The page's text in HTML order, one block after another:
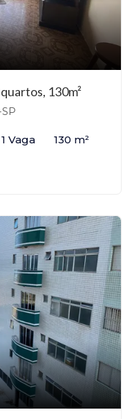
130m²
1 Vaga 130 m²